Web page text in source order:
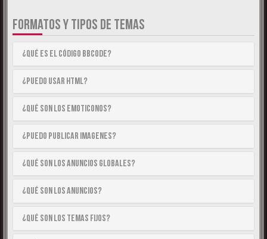
FORMATOS Y TIPOS DE TEMAS
¿Qué es el código BBCode?
¿Puedo usar HTML?
¿Qué son los emoticonos?
¿Puedo publicar imagenes?
¿Qué son los anuncios globales?
¿Qué son los anuncios?
¿Qué son los temas fijos?